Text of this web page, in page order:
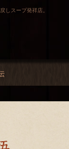
しスープ発祥店。